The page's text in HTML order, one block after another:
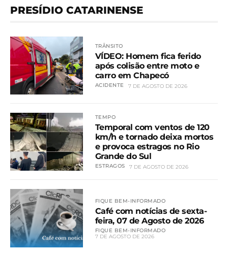
PRESÍDIO CATARINENSE
TRÂNSITO
VÍDEO: Homem fica ferido
após colisão entre moto e
carro em Chapecó
ACIDENTE 7 DE AGOSTO DE 2026
TEMPO
Temporal com ventos de 120
km/h e tornado deixa mortos
e provoca estragos no Rio
Grande do Sul
ESTRAGOS 7 DE AGOSTO DE 2026
FIQUE BEM-INFORMADO
Café com notícias de sexta-
feira, 07 de Agosto de 2026
FIQUE BEM-INFORMADO
7 DE AGOSTO DE 2026